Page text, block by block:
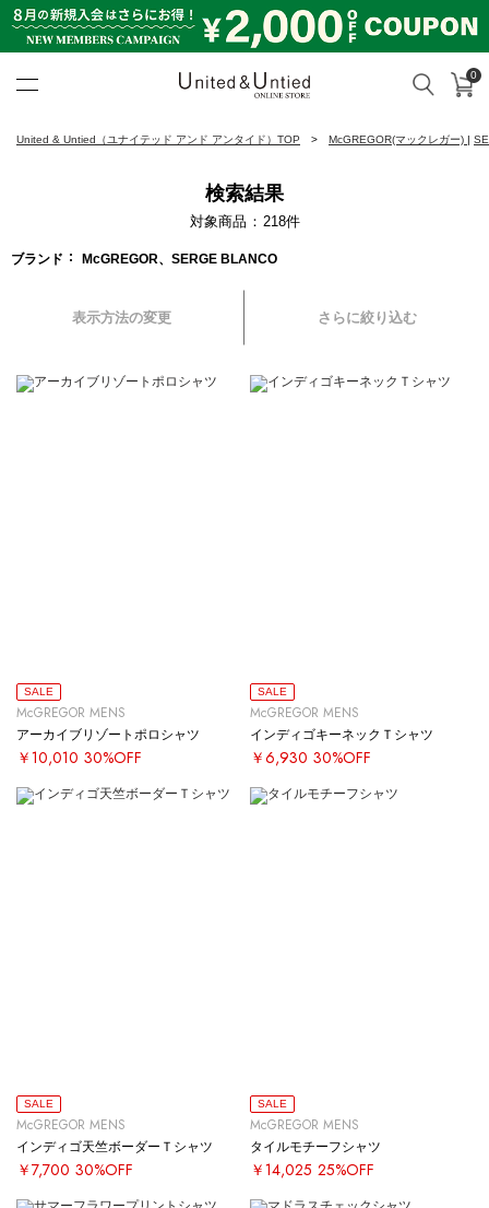
検索 カ
0
United & Untied（ユナイテッド アンド アンタイド）TOP McGREGOR(マックレガー) |
検索結果
対象商品 218件
ブランド McGREGOR、SERGE BLANCO
表示方法の変更 さらに絞り込む
SALE
McGREGOR MENS
アーカイブリゾートポロシャツ
￥10,010 30%OFF
SALE
McGREGOR MENS
インディゴキーネックＴシャツ
￥6,930 30%OFF
SALE
McGREGOR MENS
インディゴ天竺ボーダーＴシャツ
￥7,700 30%OFF
SALE
McGREGOR MENS
タイルモチーフシャツ
￥14,025 25%OFF